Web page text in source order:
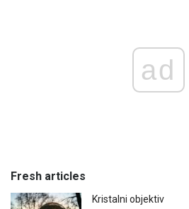
ad
Fresh articles
Kristalni objektiv